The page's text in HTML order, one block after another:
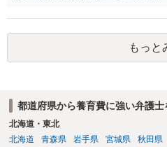
押さえ、元夫名義の車の差し押さえ
きなかった場合は、公正証書の原本
ても取れなくても、執行裁判所に原
す。 ＞他の弁護士さんに再度依頼で
もっと
都道府県から養育費に強い弁護士
北海道・東北
北海道
青森県 岩手県 宮城県 秋田県